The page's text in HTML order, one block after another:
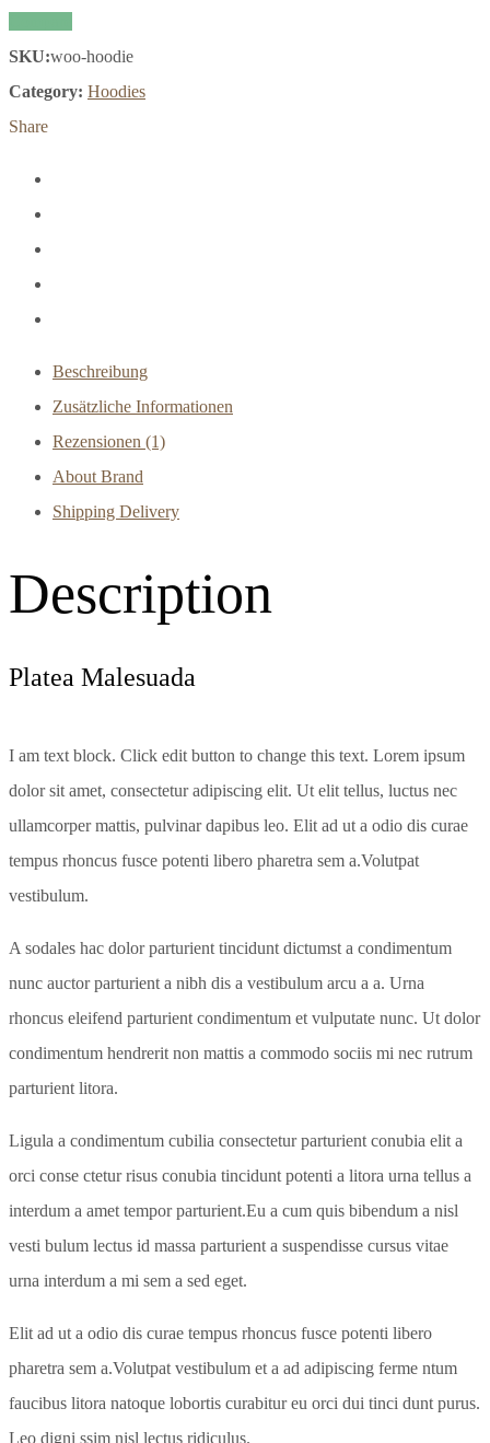
SKU:woo-hoodie
Category: Hoodies
Share
Beschreibung
Zusätzliche Informationen
Rezensionen (1)
About Brand
Shipping Delivery
Description
Platea Malesuada
I am text block. Click edit button to change this text. Lorem ipsum
dolor sit amet, consectetur adipiscing elit. Ut elit tellus, luctus nec
ullamcorper mattis, pulvinar dapibus leo. Elit ad ut a odio dis curae
tempus rhoncus fusce potenti libero pharetra sem a.Volutpat
vestibulum.
A sodales hac dolor parturient tincidunt dictumst a condimentum
nunc auctor parturient a nibh dis a vestibulum arcu a a. Urna
rhoncus eleifend parturient condimentum et vulputate nunc. Ut dolor
condimentum hendrerit non mattis a commodo sociis mi nec rutrum
parturient litora.
Ligula a condimentum cubilia consectetur parturient conubia elit a
orci conse ctetur risus conubia tincidunt potenti a litora urna tellus a
interdum a amet tempor parturient.Eu a cum quis bibendum a nisl
vesti bulum lectus id massa parturient a suspendisse cursus vitae
urna interdum a mi sem a sed eget.
Elit ad ut a odio dis curae tempus rhoncus fusce potenti libero
pharetra sem a.Volutpat vestibulum et a ad adipiscing ferme ntum
faucibus litora natoque lobortis curabitur eu orci dui tinci dunt purus.
Leo digni ssim nisl lectus ridiculus.